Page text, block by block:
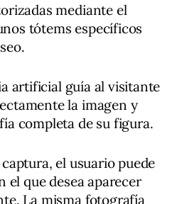
mediante el
tótems específicos
artificial guía al visitante
la imagen y
completa de su figura.
el usuario puede
el que desea aparecer
La misma fotografía